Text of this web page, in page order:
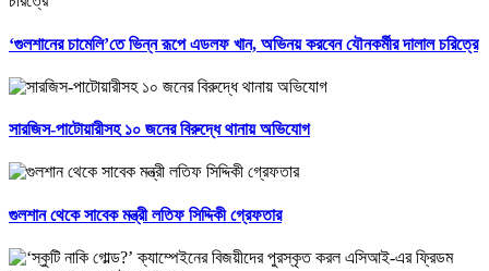
‘গুলশানের চামেলি’তে ভিন্ন রূপে এডলফ খান, অভিনয় করবেন যৌনকর্মীর দালাল চরিত্রে
সারজিস-পাটোয়ারীসহ ১০ জনের বিরুদ্ধে থানায় অভিযোগ
গুলশান থেকে সাবেক মন্ত্রী লতিফ সিদ্দিকী গ্রেফতার